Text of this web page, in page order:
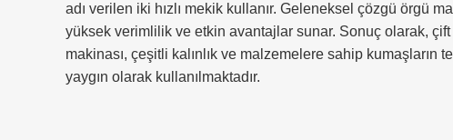
adı verilen iki hızlı mekik kullanır. Geleneksel çözgü örgü
yüksek verimlilik ve etkin avantajlar sunar. Sonuç olarak,
makinası, çeşitli kalınlık ve malzemelere sahip kumaşların
yaygın olarak kullanılmaktadır.